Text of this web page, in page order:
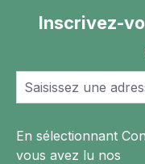
Inscrivez-
En sélectionnant
vous avez lu nos